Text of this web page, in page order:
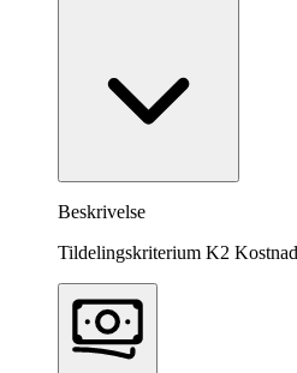
Beskrivelse
Tildelingskriterium K2